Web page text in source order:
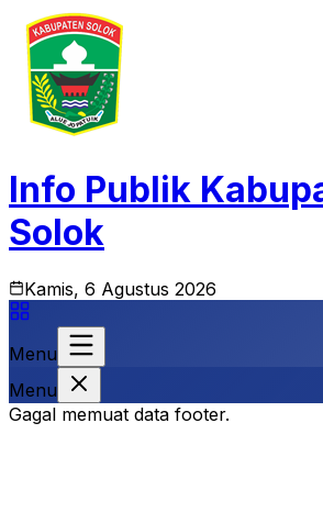
Info Publik
Solok
Kamis, 6 Agustus 2026
Menu
Menu
Gagal memuat data footer.